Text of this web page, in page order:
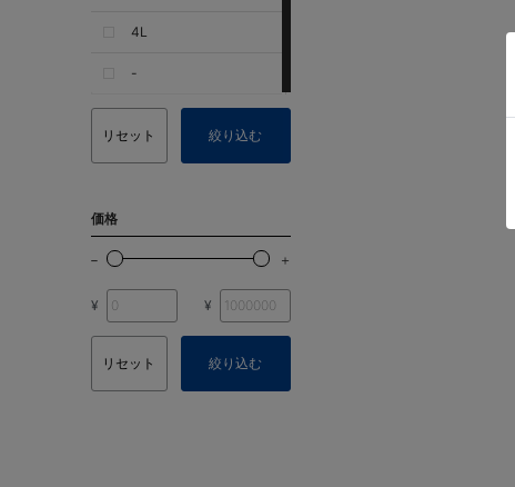
4L
-
リセット 絞り込む
価格
¥ ¥
リセット 絞り込む